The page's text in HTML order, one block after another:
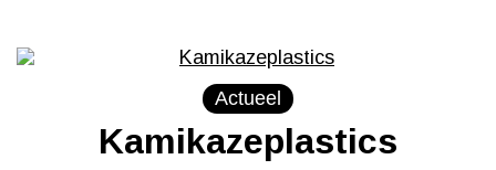
Actueel
Kamikazeplastics